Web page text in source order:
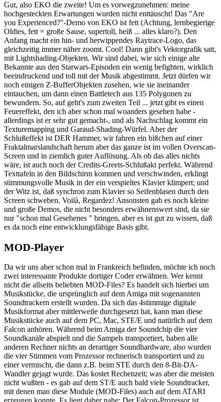
Gut, also EKO die zweite! Um es vorwegzunehmen: meine
hochgesteckten Erwartungen wurden nicht enttäuscht! Das "Are
you Experienced?"-Demo von EKO ist fett (Achtung, lernbegierige
Oldies, fett = große Sause, supertoll, heiß ... alles klaro?). Den
Anfang macht ein hin- und herwippendes Raytrace-Logo, das
gleichzeitig immer näher zoomt. Cool! Dann gibt's Vektorgrafik satt,
mit Lightshading-Objekten. Wir sind dabei, wie sich einige alte
Bekannte aus den Starwars-Episoden ein wenig befighten, wirklich
beeindruckend und toll mit der Musik abgestimmt. Jetzt dürfen wir
noch einigen Z-BufferObjekten zusehen, wie sie ineinander
eintauchen, um dann einen Battletech aus 135 Polygonen zu
bewundern. So, auf geht's zum zweiten Teil ... jetzt gibt es einen
Feuereffekt, den ich aber schon mal woanders gesehen habe -
allerdings ist er sehr gut gemacht-, und als Nachschlag kommt ein
Texturemapping und Garaud-Shading-Würfel. Aber der
Schlußeffekt ist DER Hammer, wir fahren ein bißchen auf einer
Fraktalmarslandschaft herum aber das ganze ist im vollen Overscan-
Screen und in ziemlich guter Auflösung. Als ob das alles nichts
wäre, ist auch noch der Credits-Greets-Schlußakt perfekt. Während
Texttafeln in den Bildschirm kommen und verschwinden, erklingt
stimmungsvolle Musik in der ein verspieltes Klavier klimpert; und
der Witz ist, daß synchron zum Klavier so Seifenblasen durch den
Screen schweben. Voilà, Regardez! Ansonsten gab es noch kleine
und große Demos, die nicht besonders erwähnenswert sind, da sie
nur "schon mal Gesehenes " bringen, aber es ist gut zu wissen, daß
es da noch eine entwicklungsfähige Basis gibt.
MOD-Player
Da wir uns aber schon mal in Frankreich befinden, möchte ich noch
zwei interessante Produkte dortiger Coder erwähnen. Wer kennt
nicht die allseits beliebten MOD-Files? Es handelt sich hierbei um
Musikstücke, die ursprünglich auf dem Amiga mit sogenannten
Soundtrackern erstellt wurden. Da sich das 4stimmige digitale
Musikformat aber mittlerweile durchgesetzt hat, kann man diese
Musikstücke auch auf dem PC, Mac, STE/E und natürlich auf dem
Falcon anhören. Während beim Amiga der Soundchip die vier
Soundkanäle abspielt und die Sampels transportiert, haben alle
anderen Rechner nichts an derartiger Soundhardware, also wurden
die vier Stimmen vom Prozessor rechnerisch transportiert und zu
einer vermischt, die dann z.B. beim STE durch den 8-Bit-DA-
Wandler gejagt wurde. Das kostet Rechenzeit; was aber die meisten
nicht wußten - es gab auf dem ST/E auch bald viele Soundtracker,
mit denen man diese Module (MOD-Files) auch auf dem ATARI